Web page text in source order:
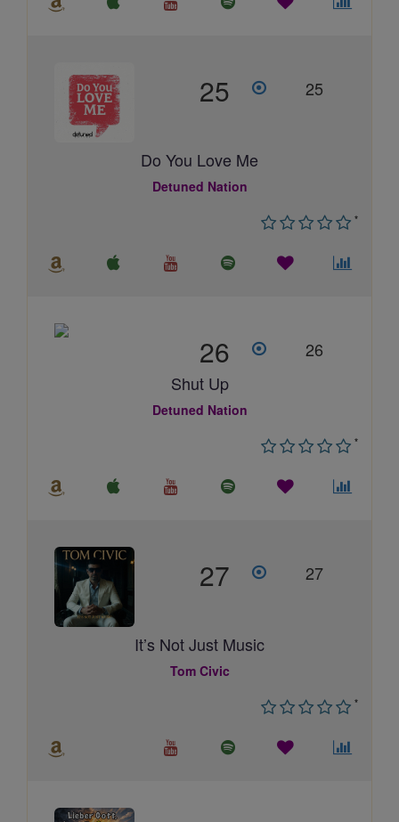
25 25
Do You Love Me
Detuned Nation
*
26
26
Shut Up
Detuned Nation
*
27 27
It’s Not Just Music
Tom Civic
*